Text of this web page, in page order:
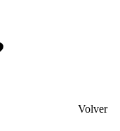
Volver